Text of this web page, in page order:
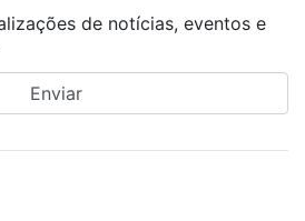
de notícias, eventos e